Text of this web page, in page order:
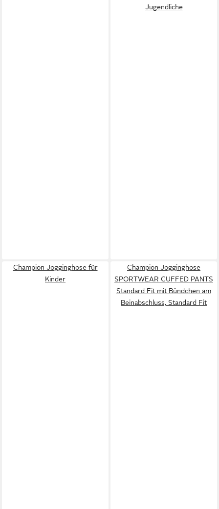
Jugendliche
Champion Jogginghose für
Kinder
Champion Jogginghose
SPORTWEAR CUFFED PANTS
Standard Fit mit Bündchen am
Beinabschluss, Standard Fit